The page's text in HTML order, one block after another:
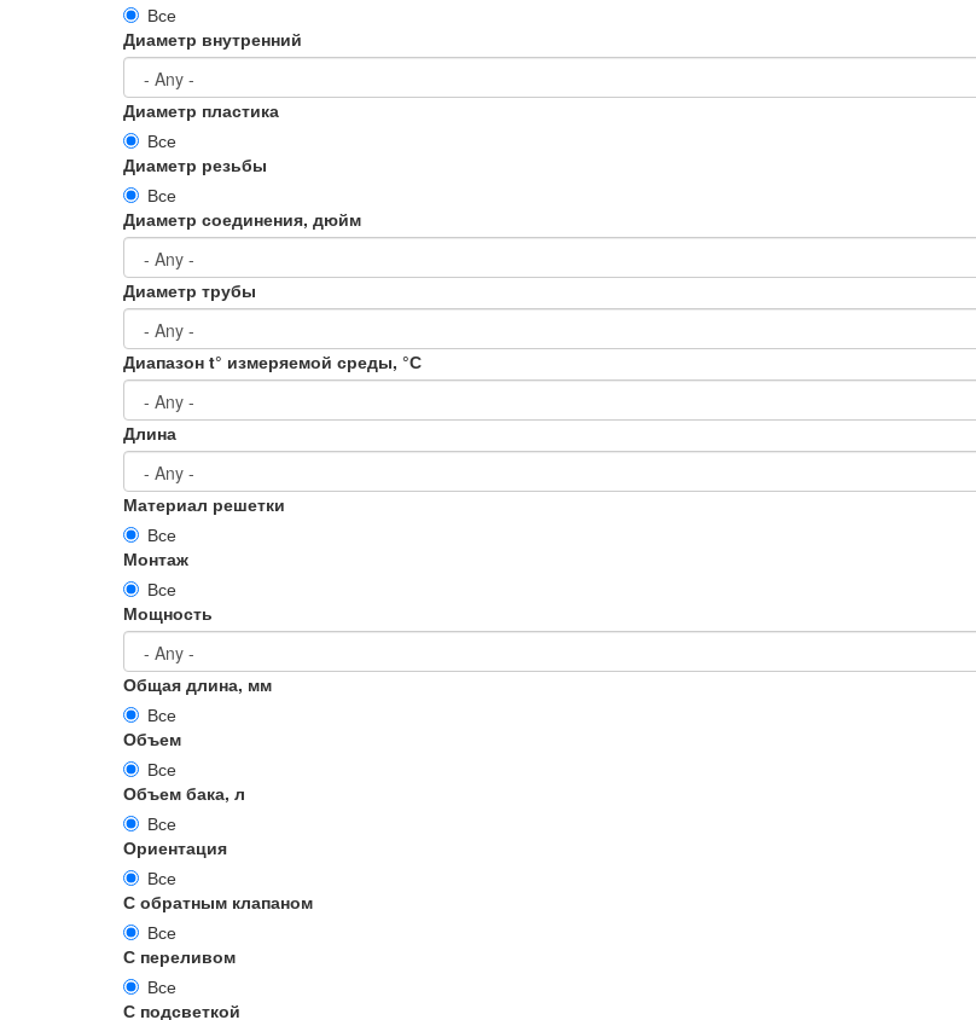
Все
Диаметр внутренний
Диаметр пластика
Все
Диаметр резьбы
Все
Диаметр соединения, дюйм
Диаметр трубы
Диапазон t° измеряемой среды, °С
Длина
Материал решетки
Все
Монтаж
Все
Мощность
Общая длина, мм
Все
Объем
Все
Объем бака, л
Все
Ориентация
Все
С обратным клапаном
Все
С переливом
Все
С подсветкой